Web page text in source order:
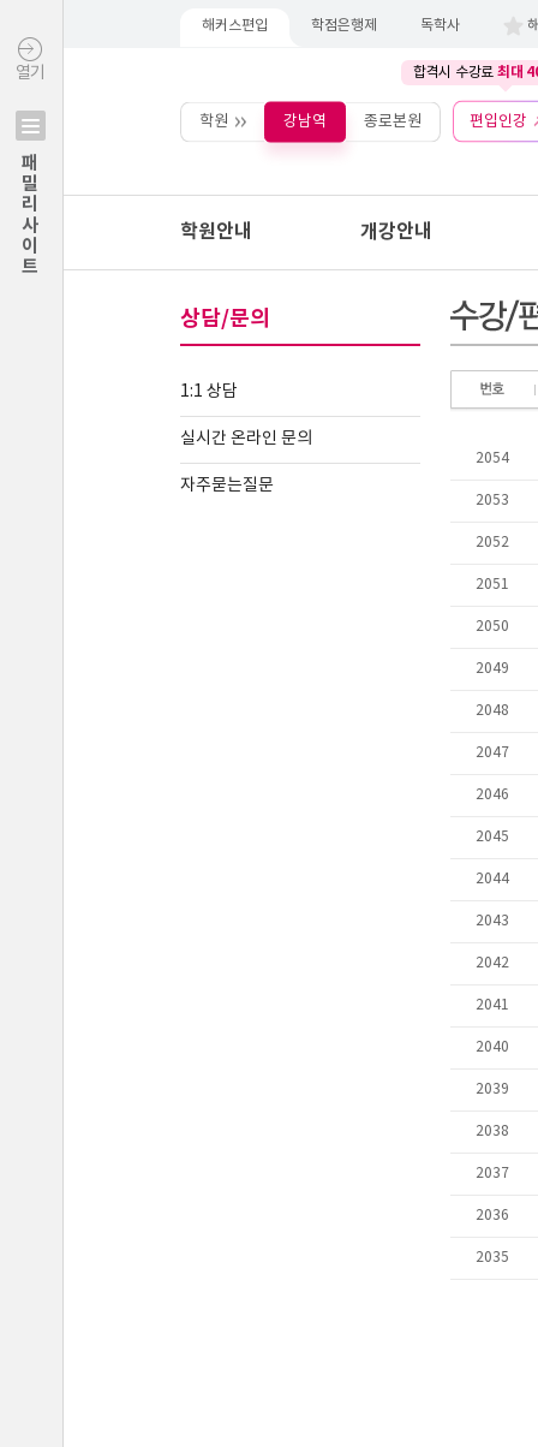
열기
패밀리사이트
해커스편입 학점은행제 독학사
합격시 수강료 최대
학원 강남역 종로본원 편입인강
학원안내 개강안내
상담/문의
1:1 상담
실시간 온라인 문의
자주묻는질문